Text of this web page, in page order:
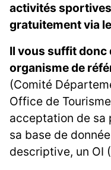
activités
gratuitement via le
Il vous suffit
organisme de
(Comité
Office de
acceptation de sa
sa base de
descriptive, un OI